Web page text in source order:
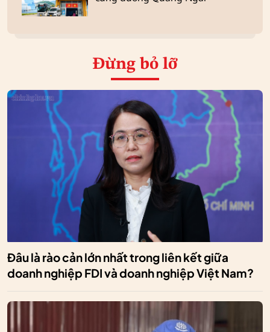
Đừng bỏ lỡ
Đâu là rào cản lớn nhất trong liên kết giữa
doanh nghiệp FDI và doanh nghiệp Việt Nam?